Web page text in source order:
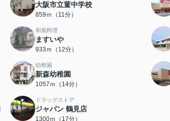
大阪市立菫中学校
859ｍ（11分）
和風料理
ますいや
933ｍ（12分）
幼稚園
新森幼稚園
1057ｍ（14分）
ドラッグストア
ジャパン 鶴見店
1300ｍ（17分）